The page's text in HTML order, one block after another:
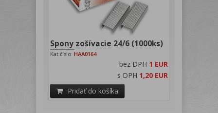
Spony zošívacie 24/6 (1000ks)
Kat.číslo HAA0164
bez DPH 1 EUR
s DPH 1,20 EUR
Pridať do košíka